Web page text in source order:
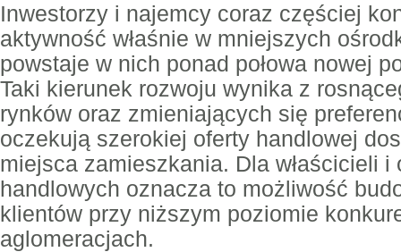
Inwestorzy i najemcy coraz częściej
aktywność właśnie w mniejszych
powstaje w nich ponad połowa nowej
Taki kierunek rozwoju wynika z
rynków oraz zmieniających się
oczekują szerokiej oferty handlowej
miejsca zamieszkania. Dla właścicieli i
handlowych oznacza to możliwość
klientów przy niższym poziomie
aglomeracjach.